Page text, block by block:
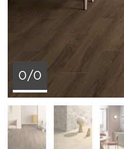
решения интерьера и
Керамогранит
натуральный паркет
свойствам: он более
истиранию, износу,
повреждениям и
перепадам влажности и
0/0